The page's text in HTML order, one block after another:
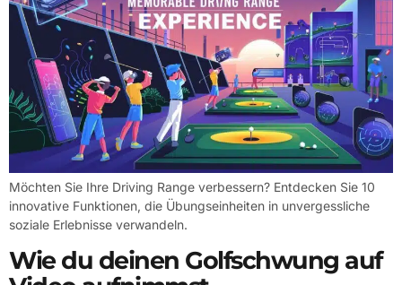
Möchten Sie Ihre Driving Range verbessern? Entdecken Sie 10
innovative Funktionen, die Übungseinheiten in unvergessliche
soziale Erlebnisse verwandeln.
Wie du deinen Golfschwung auf